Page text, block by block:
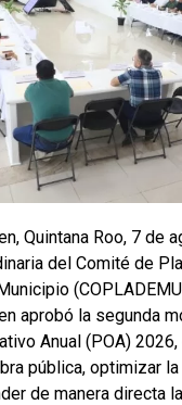
en los
a desafíos
y las carencias
enfatizó la
y respaldó la
de mantener una
Estados Unidos sin
país libre y
por campañas de
que las
en distintos
la organización
Quintana Roo, 7 de
del Comité de
aprobó la segunda
Anual (POA)
pública, optimizar
de manera directa